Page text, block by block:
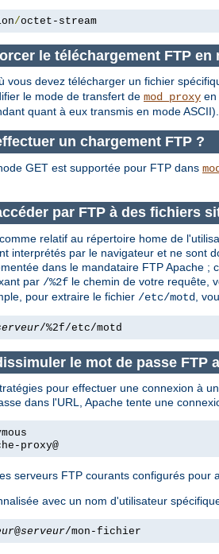
/octet-stream
le téléchargement FTP en
vous devez télécharger un fichier
le mode de transfert de mod_proxy en
quant à eux transmis en mode ASCII).
un chargement FTP ?
GET est supportée pour FTP dans
par FTP à des fichiers
relatif au répertoire home de
interprétés par le navigateur et ne sont
dans le mandataire FTP Apache ;
par /%2f le chemin de votre requête,
pour extraire le fichier /etc/motd ,
/%2f/etc/motd
le mot de passe FTP
pour effectuer une connexion à
dans l'URL, Apache tente une
proxy@
serveurs FTP courants configurés pour
avec un nom d'utilisateur
@serveur/mon-fichier